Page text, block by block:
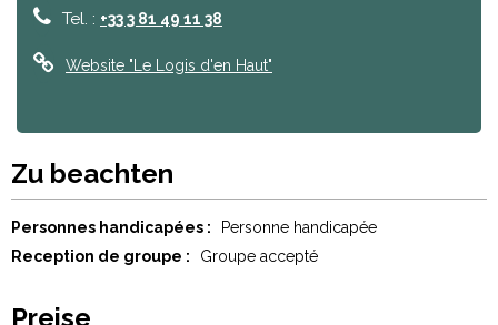
Tel. : +33 3 81 49 11 38
Website "Le Logis d'en Haut"
Zu beachten
Personnes handicapées :
Personne handicapée
Reception de groupe :
Groupe accepté
Preise